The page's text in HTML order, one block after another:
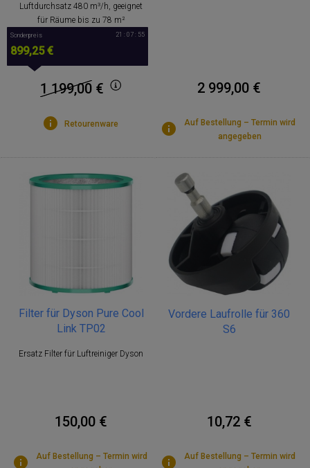
Luftdurchsatz 480 m³/h, geeignet
für Räume bis zu 78 m²
Sonderpreis
899,25 €
21 : 07 : 54
1 199,00 €
Retourenware
2 999,00 €
Auf Bestellung – Termin wird
angegeben
Filter für Dyson Pure Cool
Link TP02
Ersatz Filter für Luftreiniger Dyson
150,00 €
Auf Bestellung – Termin wird
Vordere Laufrolle für 360
S6
10,72 €
Auf Bestellung – Termin wird